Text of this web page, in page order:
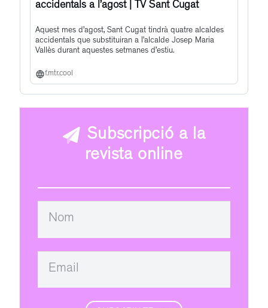
accidentals a l’agost | TV Sant Cugat
Aquest mes d’agost, Sant Cugat tindrà quatre alcaldes
accidentals que substituiran a l’alcalde Josep Maria
Vallès durant aquestes setmanes d’estiu.
f.mtr.cool
Subscripció a la
revista online